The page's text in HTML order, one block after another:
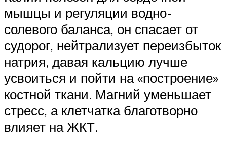
мышцы и регуляции водно-
солевого баланса, он спасает от
судорог, нейтрализует переизбыток
натрия, давая кальцию лучше
усвоиться и пойти на «построение»
костной ткани. Магний уменьшает
стресс, а клетчатка благотворно
влияет на ЖКТ.